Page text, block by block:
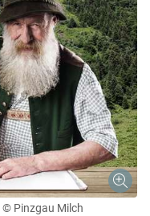
© Pinzgau Milch